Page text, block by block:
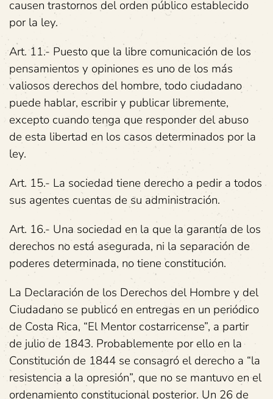
causen trastornos del orden público establecido
por la ley.
Art. 11.- Puesto que la libre comunicación de los
pensamientos y opiniones es uno de los más
valiosos derechos del hombre, todo ciudadano
puede hablar, escribir y publicar libremente,
excepto cuando tenga que responder del abuso
de esta libertad en los casos determinados por la
ley.
Art. 15.- La sociedad tiene derecho a pedir a todos
sus agentes cuentas de su administración.
Art. 16.- Una sociedad en la que la garantía de los
derechos no está asegurada, ni la separación de
poderes determinada, no tiene constitución.
La Declaración de los Derechos del Hombre y del
Ciudadano se publicó en entregas en un periódico
de Costa Rica, “El Mentor costarricense”, a partir
de julio de 1843. Probablemente por ello en la
Constitución de 1844 se consagró el derecho a “la
resistencia a la opresión”, que no se mantuvo en el
ordenamiento constitucional posterior. Un 26 de